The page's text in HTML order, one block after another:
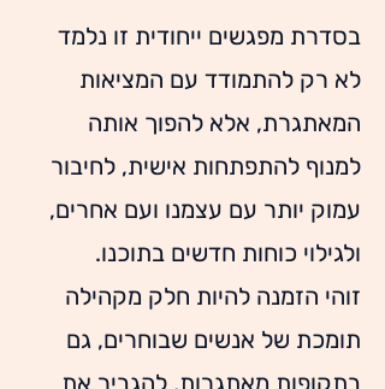
בסדרת מפגשים ייחודית זו נלמד
לא רק להתמודד עם המציאות
המאתגרת, אלא להפוך אותה
למנוף להתפתחות אישית, לחיבור
עמוק יותר עם עצמנו ועם אחרים,
ולגילוי כוחות חדשים בתוכנו.
זוהי הזמנה להיות חלק מקהילה
תומכת של אנשים שבוחרים, גם
בתקופות מאתגרות, להגביר את